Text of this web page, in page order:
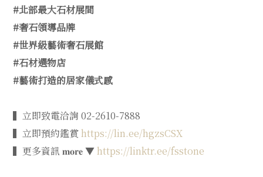
#北部最大石材展間
#奢石領導品牌
#世界級藝術奢石展館
#石材選物店
#藝術打造的居家儀式感
▍立即致電洽詢 02-2610-7888
▍立即預約鑑賞https://lin.ee/hgzsCSX
▍更多資訊 𝐦𝐨𝐫𝐞 ▼https://linktr.ee/fsstone